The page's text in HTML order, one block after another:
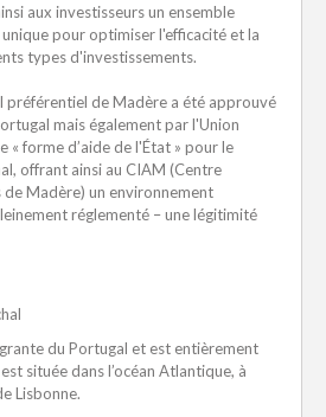
aux investisseurs un ensemble
pour optimiser l'efficacité et la
types d'investissements.
préférentiel de Madère a été approuvé
mais également par l'Union
« forme d’aide de l'État » pour le
offrant ainsi au CIAM (Centre
de Madère) un environnement
réglementé – une légitimité
du Portugal et est entièrement
située dans l’océan Atlantique, à
Lisbonne.